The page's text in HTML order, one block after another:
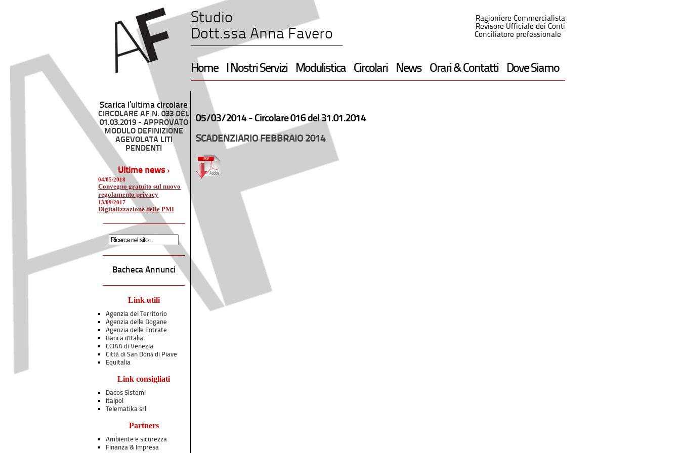
Studio
Dott.ssa Anna Favero
Ragioniere Commercialista
Revisore Ufficiale dei Conti
Conciliatore professionale
Home I Nostri Servizi Modulistica Circolari News Orari & Contatti Dove Siamo
Scarica l’ultima circolare
CIRCOLARE AF N. 033 DEL
01.03.2019 - APPROVATO
MODULO DEFINIZIONE
AGEVOLATA LITI
PENDENTI
Ultime news ›
04/05/2018
Convegno gratuito sul nuovo
regolamento privacy
13/09/2017
Digitalizzazione delle PMI
Bacheca Annunci
Link utili
Agenzia del Territorio
Agenzia delle Dogane
Agenzia delle Entrate
Banca d'Italia
CCIAA di Venezia
Città di San Donà di Piave
Equitalia
Link consigliati
Dacos Sistemi
Italpol
Telematika srl
Partners
Ambiente e sicurezza
Finanza & Impresa
05/03/2014 - Circolare 016 del 31.01.2014
SCADENZIARIO FEBBRAIO 2014